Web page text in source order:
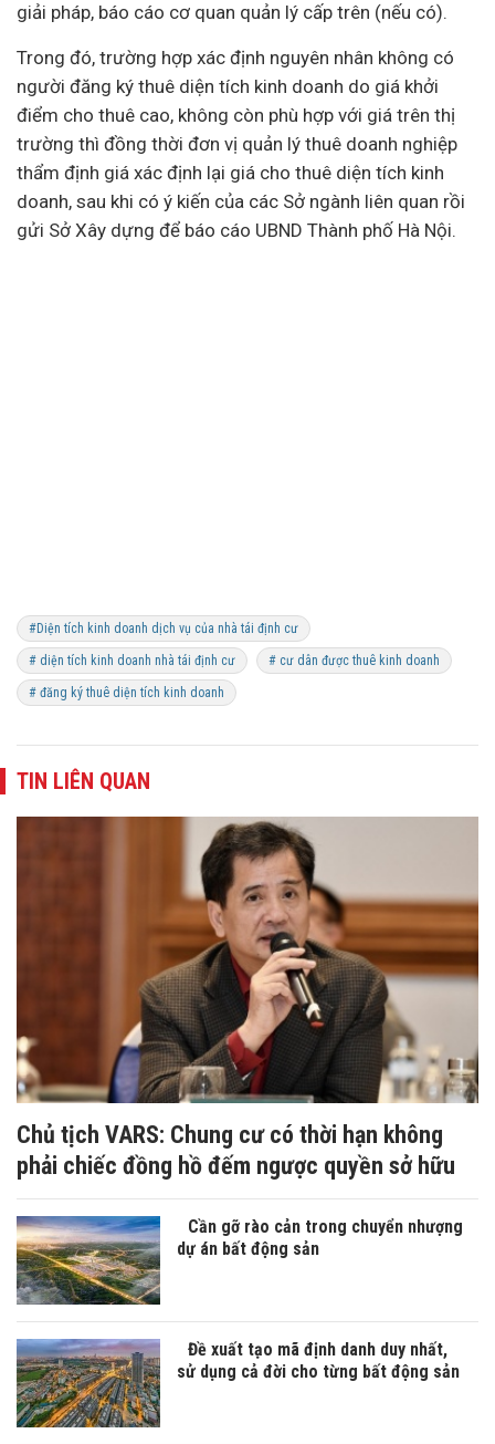
giải pháp, báo cáo cơ quan quản lý cấp trên (nếu có).
Trong đó, trường hợp xác định nguyên nhân không có
người đăng ký thuê diện tích kinh doanh do giá khởi
điểm cho thuê cao, không còn phù hợp với giá trên thị
trường thì đồng thời đơn vị quản lý thuê doanh nghiệp
thẩm định giá xác định lại giá cho thuê diện tích kinh
doanh, sau khi có ý kiến của các Sở ngành liên quan rồi
gửi Sở Xây dựng để báo cáo UBND Thành phố Hà Nội.
#Diện tích kinh doanh dịch vụ của nhà tái định cư
# diện tích kinh doanh nhà tái định cư # cư dân được thuê kinh doanh
# đăng ký thuê diện tích kinh doanh
TIN LIÊN QUAN
Chủ tịch VARS: Chung cư có thời hạn không
phải chiếc đồng hồ đếm ngược quyền sở hữu
Cần gỡ rào cản trong chuyển nhượng
dự án bất động sản
Đề xuất tạo mã định danh duy nhất,
sử dụng cả đời cho từng bất động sản